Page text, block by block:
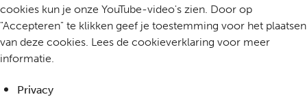
cookies kun je onze YouTube-video's zien. Door op
"Accepteren" te klikken geef je toestemming voor het plaatsen
van deze cookies. Lees de cookieverklaring voor meer
informatie.
Privacy